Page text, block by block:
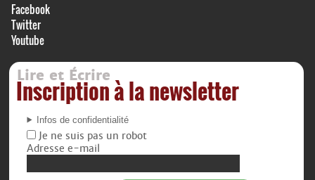
Facebook
Twitter
Youtube
Lire et Écrire
Inscription à la newsletter
Infos de confidentialité
Je ne suis pas un robot
Adresse e-mail